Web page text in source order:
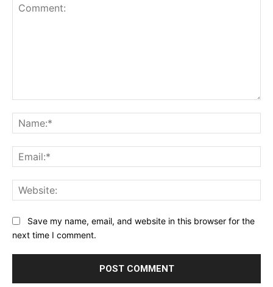
Save my name, email, and website in this browser for the
next time I comment.